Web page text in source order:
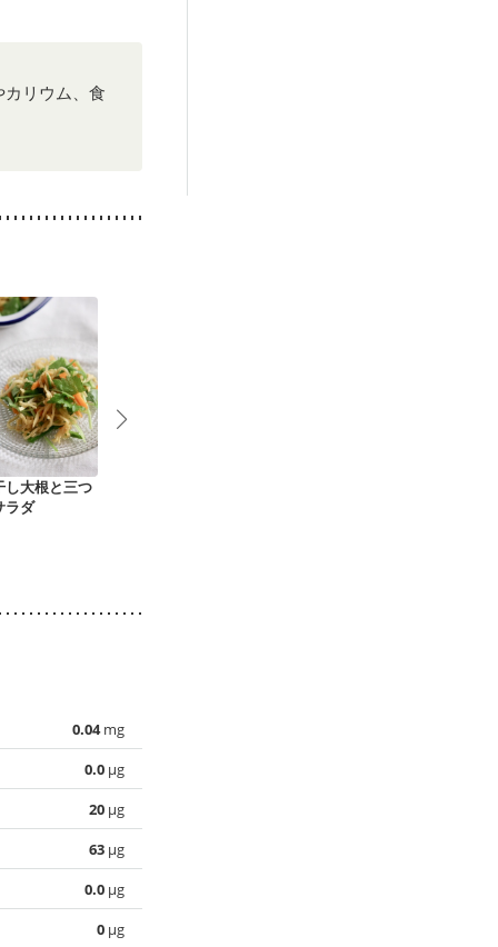
カリウム、食
し大根と三つ
ラダ
0.04mg
0.0 µg
20 µg
63 µg
0.0 µg
0 µg